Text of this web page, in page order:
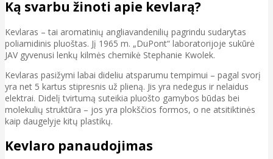
Ką svarbu žinoti apie kevlarą?
Kevlaras – tai aromatinių angliavandenilių pagrindu sudarytas
poliamidinis pluoštas. Jį 1965 m. „DuPont“ laboratorijoje sukūrė
JAV gyvenusi lenkų kilmės chemikė Stephanie Kwolek.
Kevlaras pasižymi labai dideliu atsparumu tempimui – pagal svorį
yra net 5 kartus stipresnis už plieną. Jis yra nedegus ir nelaidus
elektrai. Didelį tvirtumą suteikia pluošto gamybos būdas bei
molekulių struktūra – jos yra plokščios formos, o ne atsitiktinės
kaip daugelyje kitų plastikų.
Kevlaro panaudojimas